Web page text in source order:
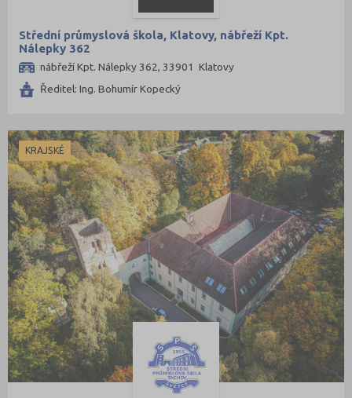
Střední průmyslová škola, Klatovy, nábřeží Kpt.
Nálepky 362
nábřeží Kpt. Nálepky 362, 33901 Klatovy
Ředitel: Ing. Bohumír Kopecký
KRAJSKÉ